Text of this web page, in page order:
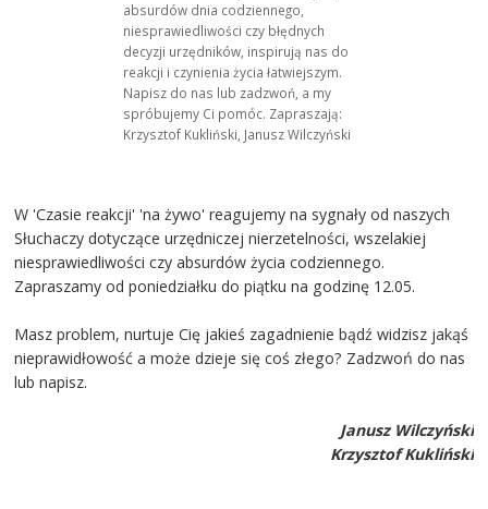
absurdów dnia codziennego,
niesprawiedliwości czy błędnych
decyzji urzędników, inspirują nas do
reakcji i czynienia życia łatwiejszym.
Napisz do nas lub zadzwoń, a my
spróbujemy Ci pomóc. Zapraszają:
Krzysztof Kukliński, Janusz Wilczyński
W 'Czasie reakcji' 'na żywo' reagujemy na sygnały od naszych
Słuchaczy dotyczące urzędniczej nierzetelności, wszelakiej
niesprawiedliwości czy absurdów życia codziennego.
Zapraszamy od poniedziałku do piątku na godzinę 12.05.
Masz problem, nurtuje Cię jakieś zagadnienie bądź widzisz jakąś
nieprawidłowość a może dzieje się coś złego? Zadzwoń do nas
lub napisz.
Janusz Wilczyński
Krzysztof Kukliński